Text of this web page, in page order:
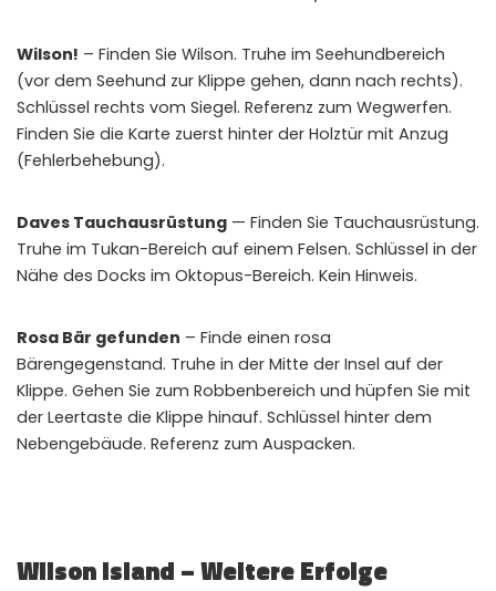
Wilson! – Finden Sie Wilson. Truhe im Seehundbereich
(vor dem Seehund zur Klippe gehen, dann nach rechts).
Schlüssel rechts vom Siegel. Referenz zum Wegwerfen.
Finden Sie die Karte zuerst hinter der Holztür mit Anzug
(Fehlerbehebung).
Daves Tauchausrüstung — Finden Sie Tauchausrüstung.
Truhe im Tukan-Bereich auf einem Felsen. Schlüssel in der
Nähe des Docks im Oktopus-Bereich. Kein Hinweis.
Rosa Bär gefunden – Finde einen rosa
Bärengegenstand. Truhe in der Mitte der Insel auf der
Klippe. Gehen Sie zum Robbenbereich und hüpfen Sie mit
der Leertaste die Klippe hinauf. Schlüssel hinter dem
Nebengebäude. Referenz zum Auspacken.
Wilson Island – Weitere Erfolge